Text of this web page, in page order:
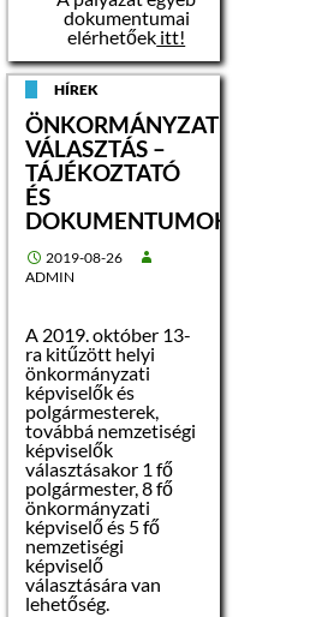
dokumentumai
elérhetőek itt!
HÍREK
ÖNKORMÁNYZATI
VÁLASZTÁS –
TÁJÉKOZTATÓ
ÉS
DOKUMENTUMOK
2019-08-26
ADMIN
A 2019. október 13-
ra kitűzött helyi
önkormányzati
képviselők és
polgármesterek,
továbbá nemzetiségi
képviselők
választásakor 1 fő
polgármester, 8 fő
önkormányzati
képviselő és 5 fő
nemzetiségi
képviselő
választására van
lehetőség.